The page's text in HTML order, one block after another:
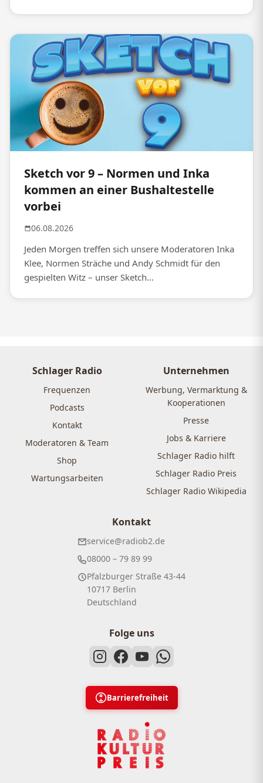
Sketch vor 9 – Normen und Inka
kommen an einer Bushaltestelle
vorbei
06.08.2026
Jeden Morgen treffen sich unsere Moderatoren Inka
Klee, Normen Sträche und Andy Schmidt für den
gespielten Witz – unser Sketch...
Schlager Radio
Frequenzen
Podcasts
Kontakt
Moderatoren & Team
Shop
Wartungsarbeiten
Unternehmen
Werbung, Vermarktung &
Kooperationen
Presse
Jobs & Karriere
Schlager Radio hilft
Schlager Radio Preis
Schlager Radio Wikipedia
Kontakt
service@radiob2.de
08000 – 79 89 99
Pfalzburger Straße 43-44
10717 Berlin
Deutschland
Folge uns
Barrierefreiheit